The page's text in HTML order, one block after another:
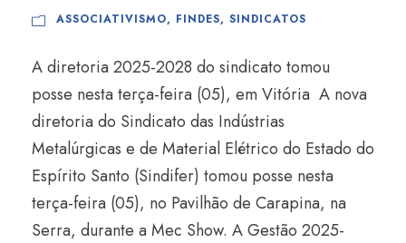
ASSOCIATIVISMO, FINDES, SINDICATOS
A diretoria 2025-2028 do sindicato tomou
posse nesta terça-feira (05), em Vitória A nova
diretoria do Sindicato das Indústrias
Metalúrgicas e de Material Elétrico do Estado do
Espírito Santo (Sindifer) tomou posse nesta
terça-feira (05), no Pavilhão de Carapina, na
Serra, durante a Mec Show. A Gestão 2025-